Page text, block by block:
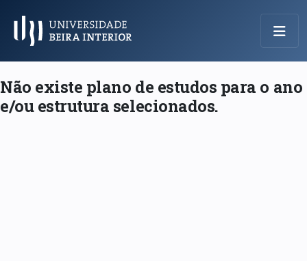
Menu Principal
Não existe plano de estudos para o ano
e/ou estrutura selecionados.